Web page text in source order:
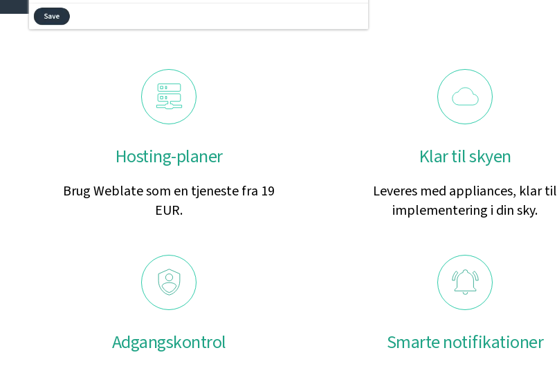
Hosting-planer
Brug Weblate som en tjeneste fra 19
EUR.
Klar til skyen
Leveres med appliances, klar til
implementering i din sky.
Adgangskontrol Smarte notifikationer